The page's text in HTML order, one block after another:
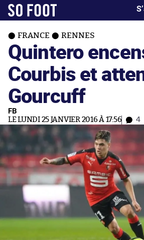
FRANCE RENNES
Quintero
Courbis et
Gourcuff
FB
LE LUNDI 25 JANVIER 2016 À 17:56 4